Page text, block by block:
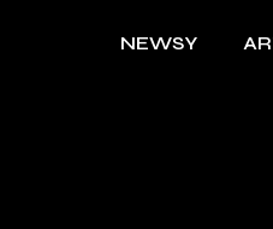
NEWSY